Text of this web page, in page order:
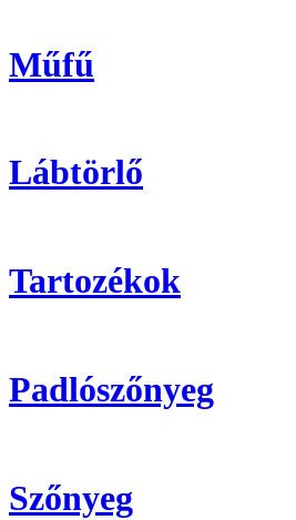
Műfű
Lábtörlő
Tartozékok
Padlószőnyeg
Szőnyeg